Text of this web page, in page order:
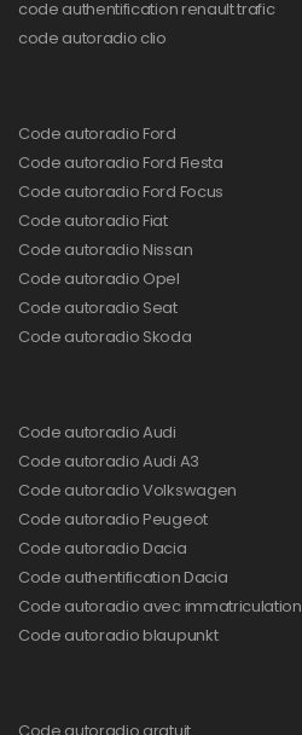
code authentification renault trafic
code autoradio clio
Code autoradio Ford
Code autoradio Ford Fiesta
Code autoradio Ford Focus
Code autoradio Fiat
Code autoradio Nissan
Code autoradio Opel
Code autoradio Seat
Code autoradio Skoda
Code autoradio Audi
Code autoradio Audi A3
Code autoradio Volkswagen
Code autoradio Peugeot
Code autoradio Dacia
Code authentification Dacia
Code autoradio avec immatriculation
Code autoradio blaupunkt